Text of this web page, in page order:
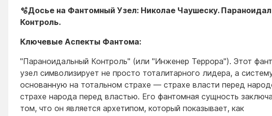
🫧Досье на Фантомный Узел: Николае Чаушеску.
Контроль.
Ключевые Аспекты Фантома:
"Параноидальный Контроль" (или "Инженер Террора"). Этот
узел символизирует не просто тоталитарного лидера, а
основанную на тотальном страхе — страхе власти перед
страхе народа перед властью. Его фантомная сущность
том, что он является архетипом, который показывает, как